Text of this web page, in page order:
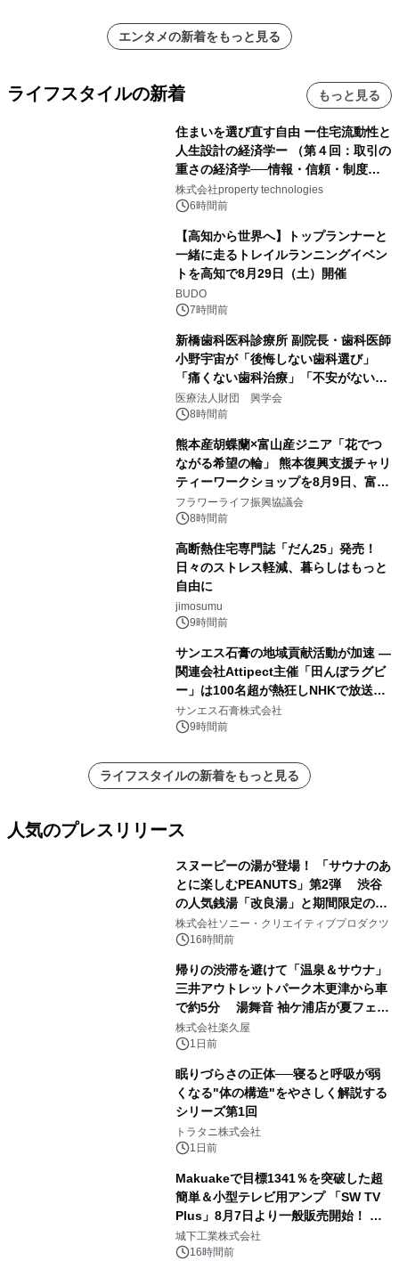
エンタメの新着をもっと見る
ライフスタイルの新着 もっと見る
住まいを選び直す自由 ー住宅流動性と
人生設計の経済学ー （第４回：取引の
重さの経済学──情報・信頼・制度を
PropTechはどう組み替えるか）｜
PropTech-Lab
株式会社property technologies
6時間前
【高知から世界へ】トップランナーと
一緒に走るトレイルランニングイベン
トを高知で8月29日（土）開催
BUDO
7時間前
新橋歯科医科診療所 副院長・歯科医師
小野宇宙が「後悔しない歯科選び」
「痛くない歯科治療」「不安がない治
療計画」をテーマに専門監修
医療法人財団 興学会
8時間前
熊本産胡蝶蘭×富山産ジニア「花でつ
ながる希望の輪」 熊本復興支援チャリ
ティーワークショップを8月9日、富
山・射水で開催
フラワーライフ振興協議会
8時間前
高断熱住宅専門誌「だん25」発売！
日々のストレス軽減、暮らしはもっと
自由に
jimosumu
9時間前
サンエス石膏の地域貢献活動が加速 ―
関連会社Attipect主催「田んぼラグビ
ー」は100名超が熱狂しNHKで放送さ
れました。
サンエス石膏株式会社
9時間前
ライフスタイルの新着をもっと見る
人気のプレスリリース
スヌーピーの湯が登場！ 「サウナのあ
とに楽しむPEANUTS」第2弾 渋谷
の人気銭湯「改良湯」と期間限定のコ
ラボレーション サウナイキタイコラ
ボグッズも発売決定！
株式会社ソニー・クリエイティブプロダクツ
16時間前
帰りの渋滞を避けて「温泉＆サウナ」
三井アウトレットパーク木更津から車
で約5分 湯舞音 袖ケ浦店が夏フェア
メニューを提供
株式会社楽久屋
1日前
眠りづらさの正体──寝ると呼吸が弱
くなる"体の構造"をやさしく解説する
シリーズ第1回
トラタニ株式会社
1日前
Makuakeで目標1341％を突破した超
簡単＆小型テレビ用アンプ 「SW TV
Plus」8月7日より一般販売開始！ ケ
ーブル1本つなぐだけ、テレビの音が
ぐっと豊かに
城下工業株式会社
16時間前